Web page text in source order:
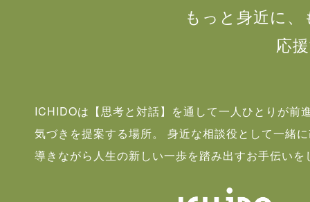
もっと身近に
応
ICHIDOは【思考と対話】を通して一人ひとりが前
気づきを提案する場所。 身近な相談役として一緒
導きながら人生の新しい一歩を踏み出すお手伝いを